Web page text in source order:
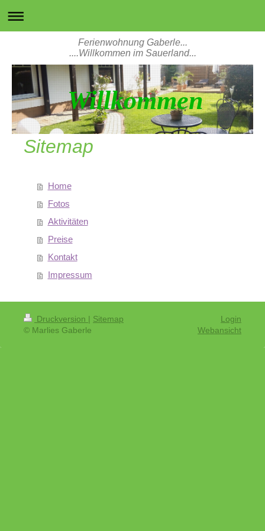
Ferienwohnung Gaberle...
....Willkommen im Sauerland...
Willkommen
Sitemap
Home
Fotos
Aktivitäten
Preise
Kontakt
Impressum
Druckversion | Sitemap
© Marlies Gaberle
Login
Webansicht